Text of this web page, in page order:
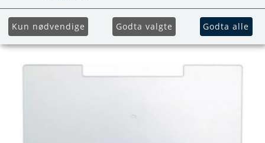
Kun nødvendige Godta valgte Godta alle